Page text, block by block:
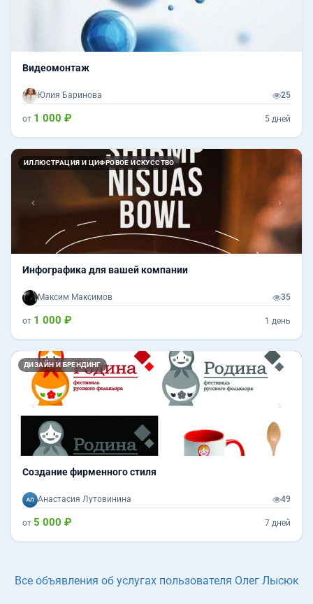
Видеомонтаж
Юлия Баринова 25
от 1 000 ₽ 5 дней
ИЛЛЮСТРАЦИЯ И ЦИФРОВОЕ ИСКУССТВО
Назад
Инфографика для вашей компании
Максим Максимов 35
от 1 000 ₽ 1 день
ДИЗАЙН И БРЕНДИНГ
Назад
Создание фирменного стиля
Анастасия Лутовинина 49
от 5 000 ₽ 7 дней
Все объявления об услугах пользователя Олег Лысюк